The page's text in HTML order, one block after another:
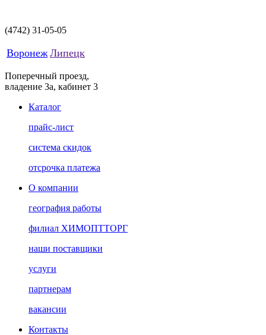
(4742) 31-05-05
Воронеж Липецк
Поперечный проезд,
владение 3а, кабинет 3
Каталог
прайс-лист
система скидок
отсрочка платежа
О компании
география работы
филиал ХИМОПТТОРГ
наши поставщики
услуги
партнерам
вакансии
Контакты